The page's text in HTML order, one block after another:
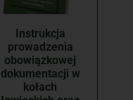
Instrukcja
prowadzenia
obowiązkowej
dokumentacji w
kołach